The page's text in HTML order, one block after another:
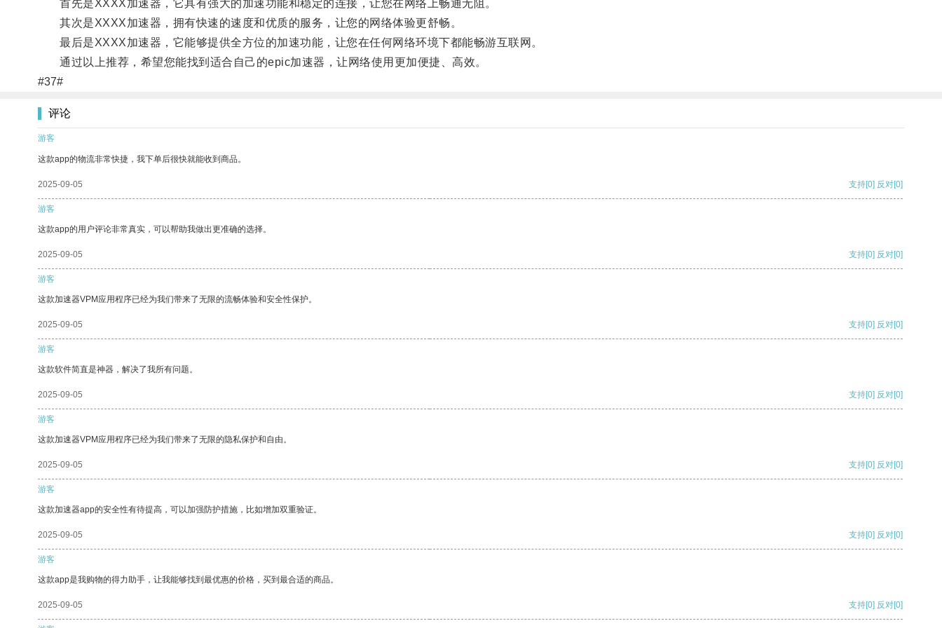
首先是XXXX加速器，它具有强大的加速功能和稳定的连接，让您在网络上畅通无阻。
其次是XXXX加速器，拥有快速的速度和优质的服务，让您的网络体验更舒畅。
最后是XXXX加速器，它能够提供全方位的加速功能，让您在任何网络环境下都能畅游互联网。
通过以上推荐，希望您能找到适合自己的epic加速器，让网络使用更加便捷、高效。
#37#
评论
游客
这款app的物流非常快捷，我下单后很快就能收到商品。
2025-09-05 支持[0] 反对[0]
游客
这款app的用户评论非常真实，可以帮助我做出更准确的选择。
2025-09-05 支持[0] 反对[0]
游客
这款加速器VPM应用程序已经为我们带来了无限的流畅体验和安全性保护。
2025-09-05 支持[0] 反对[0]
游客
这款软件简直是神器，解决了我所有问题。
2025-09-05 支持[0] 反对[0]
游客
这款加速器VPM应用程序已经为我们带来了无限的隐私保护和自由。
2025-09-05 支持[0] 反对[0]
游客
这款加速器app的安全性有待提高，可以加强防护措施，比如增加双重验证。
2025-09-05 支持[0] 反对[0]
游客
这款app是我购物的得力助手，让我能够找到最优惠的价格，买到最合适的商品。
2025-09-05 支持[0] 反对[0]